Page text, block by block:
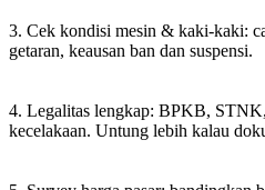
3. Cek kondisi mesin & kaki-kaki:
getaran, keausan ban dan suspensi.
4. Legalitas lengkap: BPKB,
kecelakaan. Untung lebih kalau